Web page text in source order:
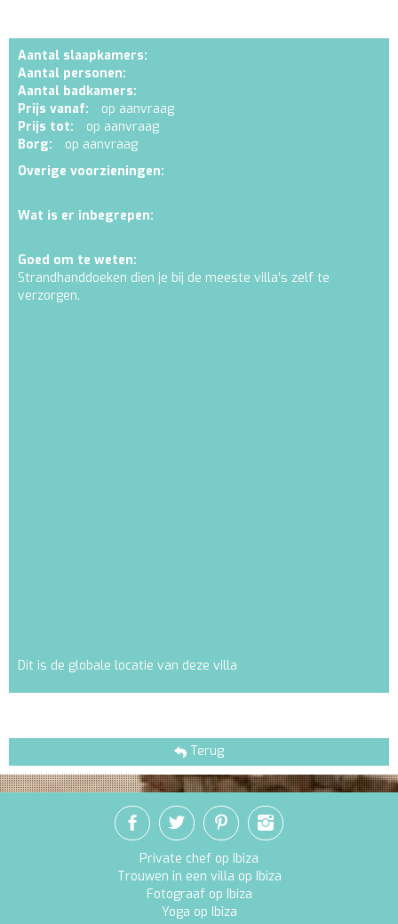
Aantal slaapkamers:
Aantal personen:
Aantal badkamers:
Prijs vanaf:
op aanvraag
Prijs tot:
op aanvraag
Borg:
op aanvraag
Overige voorzieningen:
Wat is er inbegrepen:
Goed om te weten:
Strandhanddoeken dien je bij de meeste villa's zelf te
verzorgen.
Dit is de globale locatie van deze villa
Terug
Private chef op Ibiza
Trouwen in een villa op Ibiza
Fotograaf op Ibiza
Yoga op Ibiza